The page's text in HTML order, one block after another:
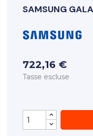
SAMSUNG
722,16 €
Tasse escluse